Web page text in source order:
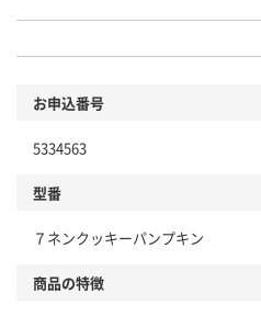
お申込番号
5334563
型番
７ネンクッキーパンプキン
商品の特徴